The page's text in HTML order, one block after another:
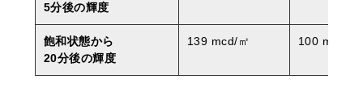
5分後の輝度
飽和状態から
20分後の輝度
139 mcd/㎡ 100 mcd/㎡